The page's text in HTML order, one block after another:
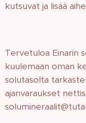
kutsuvat ja lisää
Tervetuloa Einarin
kuulemaan oman
solutasolta
ajanvaraukset